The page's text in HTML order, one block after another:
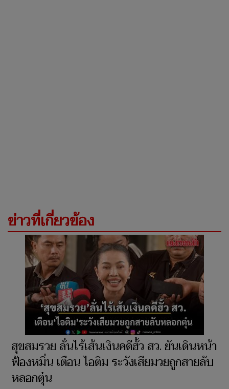
ข่าวที่เกี่ยวข้อง
สุขสมรวย ลั่นไร้เส้นเงินคดีฮั้ว สว. ยันเดินหน้า
ฟ้องหมิ่น เตือน ไอติม ระวังเสียมวยถูกสายลับ
หลอกตุ๋น